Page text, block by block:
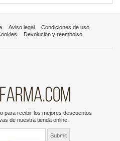
Aviso legal
Condiciones de uso
Devolución y reembolso
para recibir los mejores descuentos
de nuestra tienda online.